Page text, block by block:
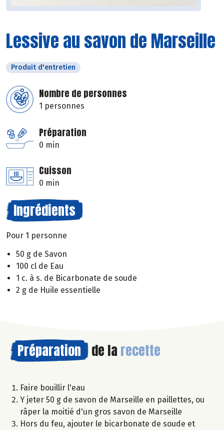
Lessive au savon de Marseille
Produit d'entretien
Nombre de personnes
1 personnes
Préparation
0 min
Cuisson
0 min
Ingrédients
Pour 1 personne
50 g de Savon
100 cl de Eau
1 c. à s. de Bicarbonate de soude
2 g de Huile essentielle
Préparation de la recette
Faire bouillir l'eau
Y jeter 50 g de savon de Marseille en paillettes, ou
râper la moitié d'un gros savon de Marseille
Hors du feu, ajouter le bicarbonate de soude et